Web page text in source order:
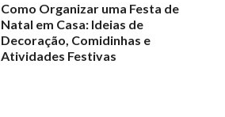
Como Organizar uma Festa de
Natal em Casa: Ideias de
Decoração, Comidinhas e
Atividades Festivas